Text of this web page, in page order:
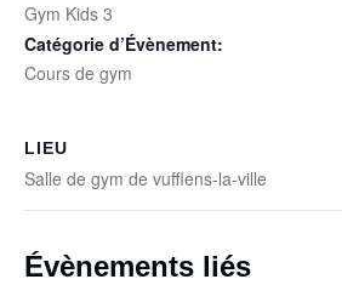
Gym Kids 3
Catégorie d’Évènement:
Cours de gym
LIEU
Salle de gym de vufflens-la-ville
Évènements liés